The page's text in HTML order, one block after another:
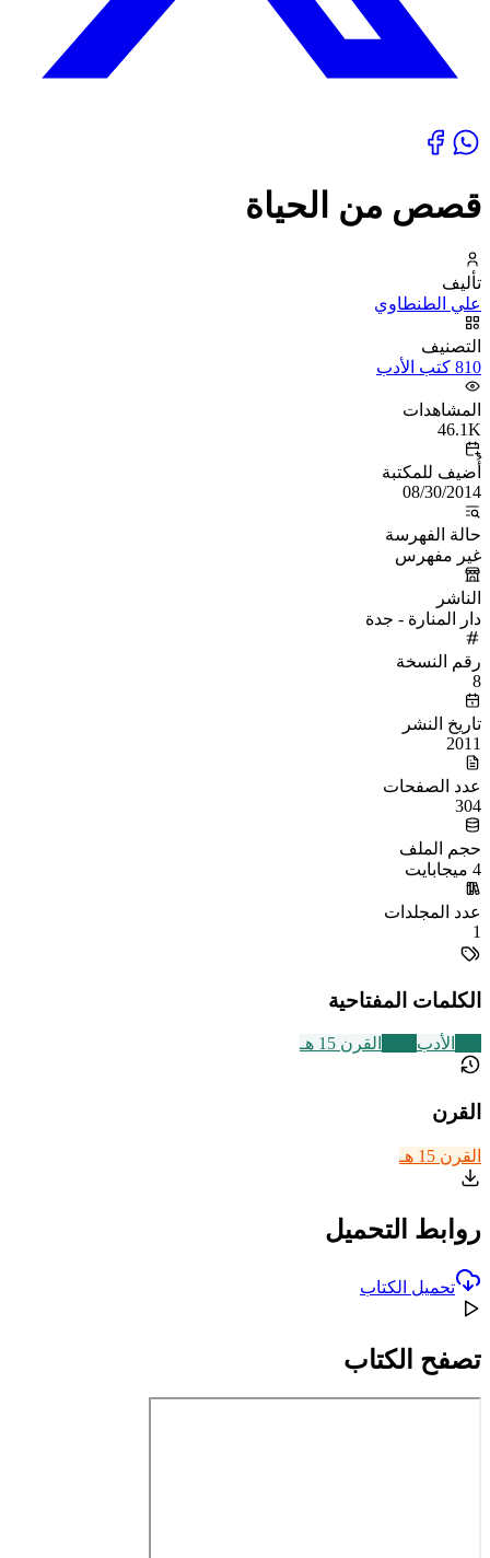
قصص من الحياة
تأليف
علي الطنطاوي
التصنيف
810 كتب الأدب
المشاهدات
46.1K
أُضيف للمكتبة
08/30/2014
حالة الفهرسة
غير مفهرس
الناشر
دار المنارة - جدة
رقم النسخة
8
تاريخ النشر
2011
عدد الصفحات
304
حجم الملف
4 ميجابايت
عدد المجلدات
1
الكلمات المفتاحية
الأدب القرن 15 هـ
القرن
القرن 15 هـ
روابط التحميل
تحميل الكتاب
تصفح الكتاب